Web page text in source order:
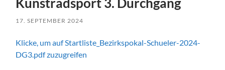
17. SEPTEMBER 2024
Klicke, um auf Startliste_Bezirkspokal-Schueler-2024-
DG3.pdf zuzugreifen